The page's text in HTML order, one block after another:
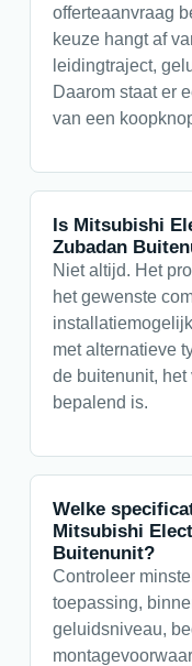
offerteaanvraag
keuze hangt af
leidingtraject,
Daarom staat er
van een
Is Mitsubishi
Zubadan
Niet altijd. Het
het gewenste
met alternatieve
de buitenunit,
bepalend is.
Welke
Mitsubishi
Buitenunit?
Controleer
toepassing,
geluidsniveau,